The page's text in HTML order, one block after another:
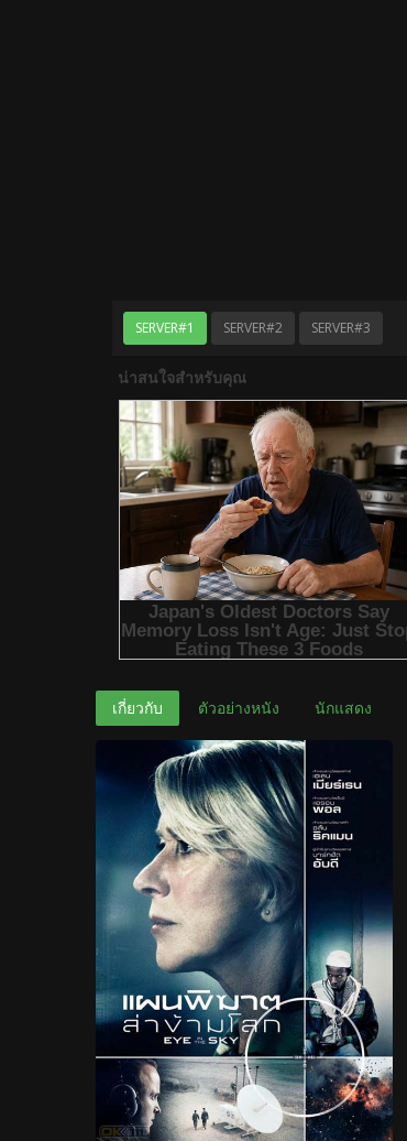
SERVER#1 SERVER#2 SERVER#3
เกี่ยวกับ ตัวอย่างหนัง นักแสดง